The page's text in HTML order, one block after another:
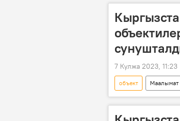
7 Кулжа 2023, 11:23
объект Маалымат
мейманкана